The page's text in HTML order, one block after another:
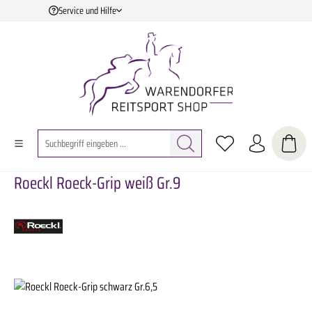
Zum Hauptinhalt springen
Service und Hilfe
Roeckl Roeck-Grip weiß Gr.9
Bildergalerie überspringen